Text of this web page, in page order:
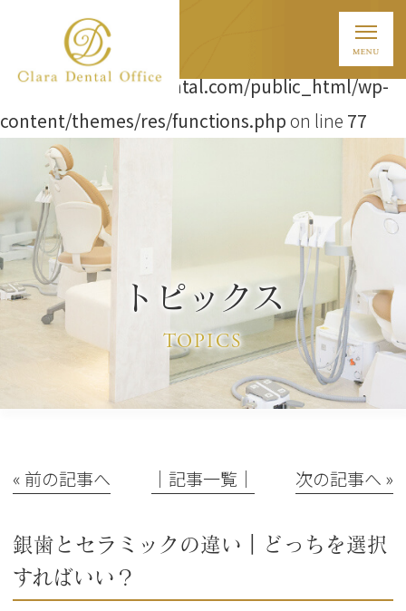
Warning: Attempt to read property "ID" on string in
/home/t838/clara-dental.com/public_html/wp-
content/themes/res/functions.phpon line 77
トピックス
TOPICS
« 前の記事へ │記事一覧│ 次の記事へ »
銀歯とセラミックの違い｜どっちを選択
すればいい？